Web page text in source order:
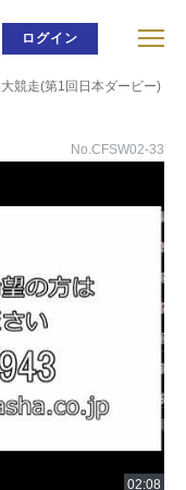
ログイン
競走(第1回日本ダービー)
No.CFSW02-33